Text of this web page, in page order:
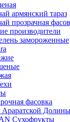
армянский тараз
прозрачная
производители
замороженные
фасовка
Араратской Долины
Сухофрукты